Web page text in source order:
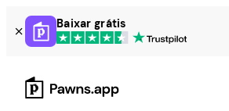
Skip
to
content
Baixar grátis